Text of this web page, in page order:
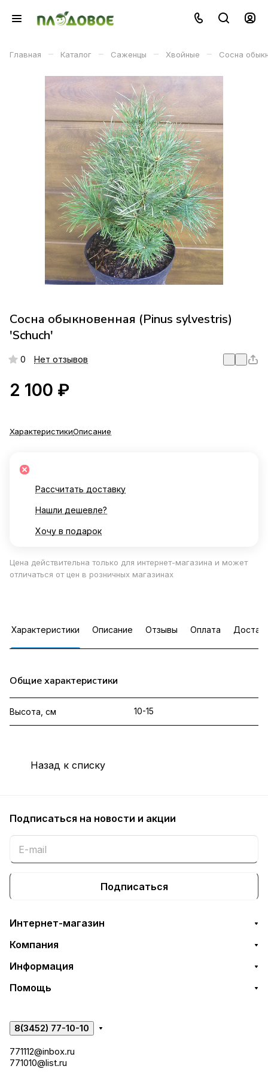
Главная – Каталог – Саженцы – Хвойные – Сосна
Сосна обыкновенная (Pinus sylvestris)
'Schuch'
0 Нет отзывов
2 100 ₽
ХарактеристикиОписание
Рассчитать доставку
Нашли дешевле?
Хочу в подарок
Цена действительна только для интернет-магазина и может
отличаться от цен в розничных магазинах
Характеристики Описание Отзывы Оплата
Общие характеристики
Высота, см 10-15
Назад к списку
Подписаться на новости и акции
Подписаться
Интернет-магазин
Компания
Информация
Помощь
8(3452) 77-10-10
771112@inbox.ru
771010@list.ru